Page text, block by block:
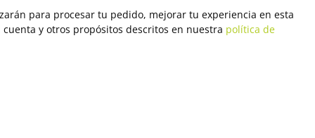
para procesar tu pedido, mejorar tu experiencia en esta
y otros propósitos descritos en nuestra política de